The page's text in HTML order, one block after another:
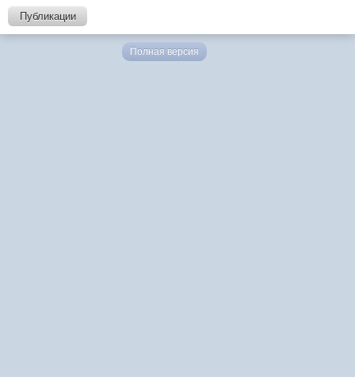
Публикации
Полная версия